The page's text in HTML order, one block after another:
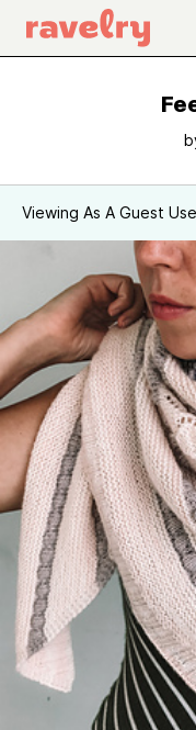
Viewing As A Guest